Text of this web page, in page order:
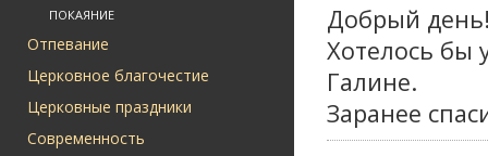
ПОКАЯНИЕ
Отпевание
Церковное благочестие
Церковные праздники
Современность
Добрый
Хотелось бы
Галине.
Заранее